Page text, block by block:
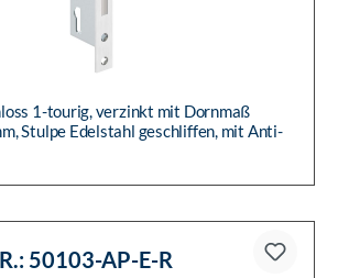
1-tourig, verzinkt mit Dornmaß
geschliffen, mit Anti-
50103-AP-E-R